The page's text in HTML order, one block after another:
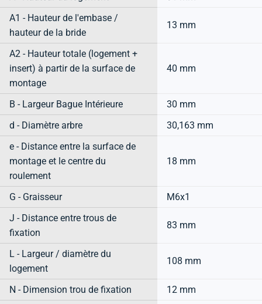
A1 - Hauteur de l'embase /
hauteur de la bride
13 mm
A2 - Hauteur totale (logement +
insert) à partir de la surface de
montage
40 mm
B - Largeur Bague Intérieure
30 mm
d - Diamètre arbre
30,163 mm
e - Distance entre la surface de
montage et le centre du
roulement
18 mm
G - Graisseur
M6x1
J - Distance entre trous de
fixation
83 mm
L - Largeur / diamètre du
logement
108 mm
N - Dimension trou de fixation
12 mm